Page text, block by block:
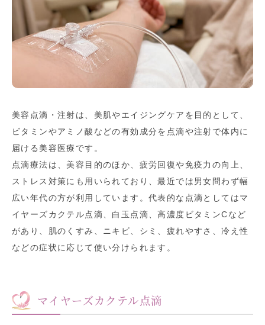
美容点滴・注射は、美肌やエイジングケアを目的として、
ビタミンやアミノ酸などの有効成分を点滴や注射で体内に
届ける美容医療です。
点滴療法は、美容目的のほか、疲労回復や免疫力の向上、
ストレス対策にも用いられており、最近では男女問わず幅
広い年代の方が利用しています。代表的な点滴としてはマ
イヤーズカクテル点滴、白玉点滴、高濃度ビタミンCなど
があり、肌のくすみ、ニキビ、シミ、疲れやすさ、冷え性
などの症状に応じて使い分けられます。
マイヤーズカクテル点滴